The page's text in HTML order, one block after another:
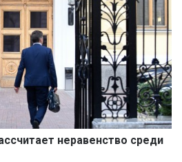
неравенство среди